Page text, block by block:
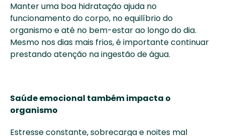
Manter uma boa hidratação ajuda no
funcionamento do corpo, no equilíbrio do
organismo e até no bem-estar ao longo do dia.
Mesmo nos dias mais frios, é importante continuar
prestando atenção na ingestão de água.
Saúde emocional também impacta o
organismo
Estresse constante, sobrecarga e noites mal